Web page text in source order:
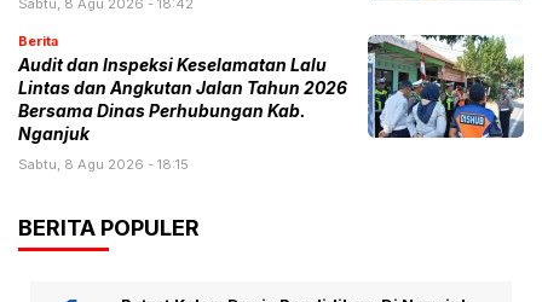
Sabtu, 8 Agu 2026 - 18:42
Berita
Audit dan Inspeksi Keselamatan Lalu
Lintas dan Angkutan Jalan Tahun 2026
Bersama Dinas Perhubungan Kab.
Nganjuk
Sabtu, 8 Agu 2026 - 18:15
BERITA POPULER